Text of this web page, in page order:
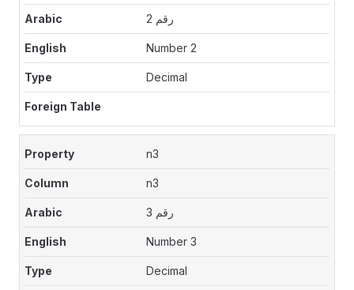
رقم 2
Number 2
Decimal
n3
n3
رقم 3
Number 3
Decimal